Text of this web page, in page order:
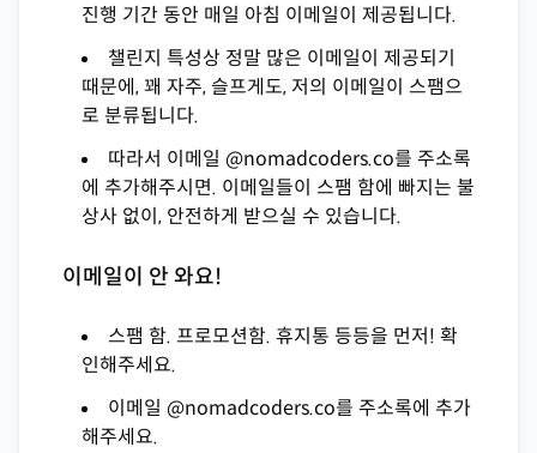
진행 기간 동안 매일 아침 이메일이 제공됩니다.
챌린지 특성상 정말 많은 이메일이 제공되기
때문에, 꽤 자주, 슬프게도, 저의 이메일이 스팸으
로 분류됩니다.
따라서 이메일 @nomadcoders.co를 주소록
에 추가해주시면. 이메일들이 스팸 함에 빠지는 불
상사 없이, 안전하게 받으실 수 있습니다.
이메일이 안 와요!
스팸 함. 프로모션함. 휴지통 등등을 먼저! 확
인해주세요.
이메일 @nomadcoders.co를 주소록에 추가
해주세요.